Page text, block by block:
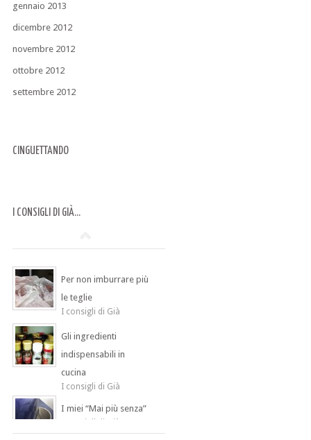
gennaio 2013
dicembre 2012
novembre 2012
ottobre 2012
settembre 2012
CINGUETTANDO
I CONSIGLI DI GIÀ…
Per non imburrare più
le teglie
I consigli di Già
Gli ingredienti
indispensabili in
cucina
I consigli di Già
I miei “Mai più senza”